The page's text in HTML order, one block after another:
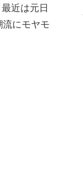
近は元日
にモヤモ